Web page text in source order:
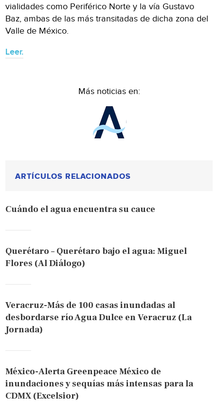
vialidades como Periférico Norte y la vía Gustavo
Baz, ambas de las más transitadas de dicha zona del
Valle de México.
Leer.
Más noticias en:
ARTÍCULOS RELACIONADOS
Cuándo el agua encuentra su cauce
Querétaro – Querétaro bajo el agua: Miguel
Flores (Al Diálogo)
Veracruz-Más de 100 casas inundadas al
desbordarse río Agua Dulce en Veracruz (La
Jornada)
México-Alerta Greenpeace México de
inundaciones y sequías más intensas para la
CDMX (Excelsior)